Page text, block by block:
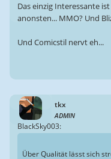
Das einzig Interessante
anonsten... MMO? Und
Und Comicstil nervt eh...
tkx
ADMIN
BlackSky003:
Über Qualität lässt sich